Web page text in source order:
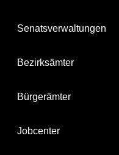
Senatsverwaltungen
Bezirksämter
Bürgerämter
Jobcenter